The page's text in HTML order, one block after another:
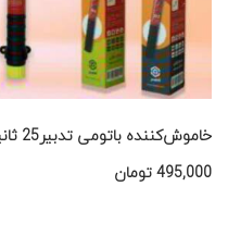
خاموش‌کننده باتومی تدبیر25 ثانیه TB25
495,000 تومان